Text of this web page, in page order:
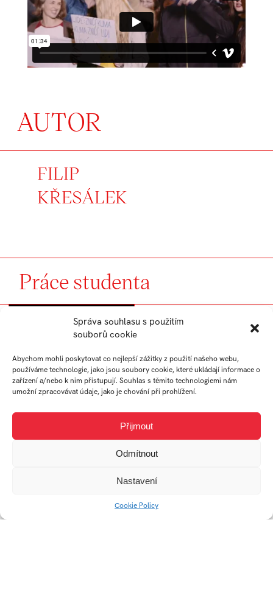
Správa souhlasu s použitím
souborů cookie
Abychom mohli poskytovat co nejlepší zážitky z použití našeho webu,
používáme technologie, jako jsou soubory cookie, které ukládají informace o
zařízení a/nebo k nim přistupují. Souhlas s těmito technologiemi nám
umožní zpracovávat údaje, jako je chování při prohlížení.
Přijmout
Odmítnout
Nastavení
Cookie Policy
AUTOR
FILIP
KŘESÁLEK
Práce studenta
Soubor děl
760 01 Zlín
info@fmk.utb.cz